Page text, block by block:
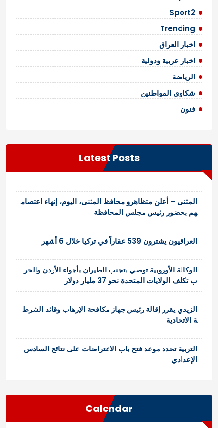
Sport2
Trending
اخبار العراق
اخبار عربية ودولية
الرياضة
شكاوي المواطنين
فنون
Latest Posts
المثنى – أعلن متظاهرو محافظ المثنى، اليوم، إنهاء اعتصام
هم بحضور رئيس مجلس المحافظة
العراقيون يشترون 539 عقاراً في تركيا خلال 6 أشهر
الوكالة الأوروبية توصي بتجنب الطيران بأجواء الأردن والحر
ب تكلف الولايات المتحدة نحو 37 مليار دولار
الزيدي يقرر إقالة رئيس جهاز مكافحة الإرهاب وقائد الشرط
ة الاتحادية
التربية تحدد موعد فتح باب الاعتراضات على نتائج السادس
الإعدادي
Calendar